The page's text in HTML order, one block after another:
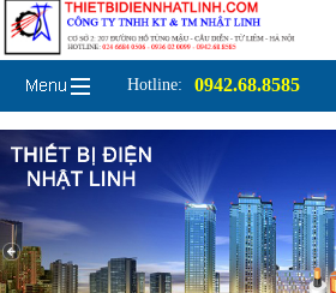
Hotline: 0942.68.8585